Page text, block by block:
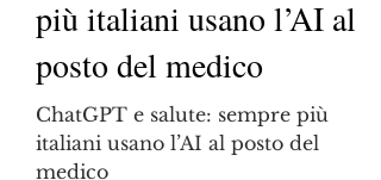
ChatGPT e salute: sempre
più italiani usano l’AI al
posto del medico
ChatGPT e salute: sempre più